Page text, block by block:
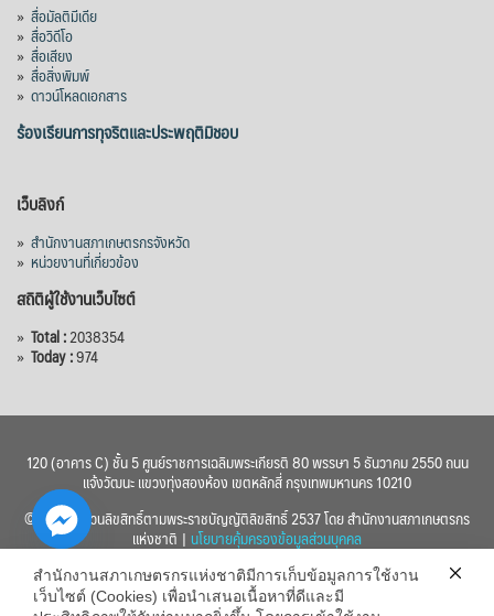
» สื่อมัลติมีเดีย
» สื่อวิดีโอ
» สื่อเสียง
» สื่อสิ่งพิมพ์
» ดาวน์โหลดเอกสาร
ร้องเรียนการทุจริตและประพฤติมิชอบ
เว็บลิงก์
» สำนักงานสภาเกษตรกรจังหวัด
» หน่วยงานที่เกี่ยวข้อง
สถิติผู้ใช้งานเว็บไซต์
» Total :2038354
» Today :974
120 (อาคาร C) ชั้น 5 ศูนย์ราชการเฉลิมพระเกียรติ 80 พรรษา 5 ธันวาคม 2550 ถนน
แจ้งวัฒนะ แขวงทุ่งสองห้อง เขตหลักสี่ กรุงเทพมหานคร 10210
© 2560 สงวนลิขสิทธิ์ตามพระราชบัญญัติลิขสิทธิ์ 2537 โดย สำนักงานสภาเกษตรกร
แห่งชาติ | นโยบายคุ้มครองข้อมูลส่วนบุคคล
สำนักงานสภาเกษตรกรแห่งชาติมีการเก็บข้อมูลการใช้งาน
เว็บไซต์ (Cookies) เพื่อนำเสนอเนื้อหาที่ดีและมี